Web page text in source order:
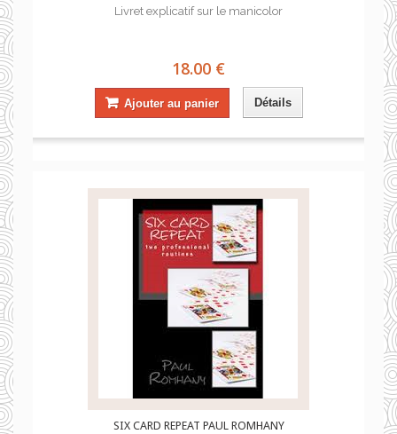
Livret explicatif sur le manicolor
18.00 €
Ajouter au panier Détails
SIX CARD REPEAT PAUL ROMHANY